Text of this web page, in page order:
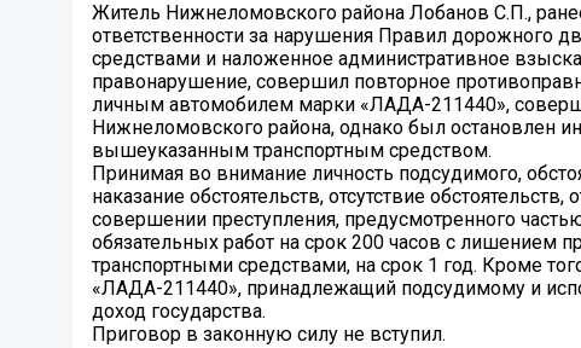
Житель Нижнеломовского района Лобанов С.П.,
ответственности за нарушения Правил дорожного
средствами и наложенное административное
правонарушение, совершил повторное
личным автомобилем марки «ЛАДА-211440»,
Нижнеломовского района, однако был остановлен
вышеуказанным транспортным средством.
Принимая во внимание личность подсудимого,
наказание обстоятельств, отсутствие
совершении преступления, предусмотренного
обязательных работ на срок 200 часов с лишением
транспортными средствами, на срок 1 год. Кроме
«ЛАДА-211440», принадлежащий подсудимому и
доход государства.
Приговор в законную силу не вступил.